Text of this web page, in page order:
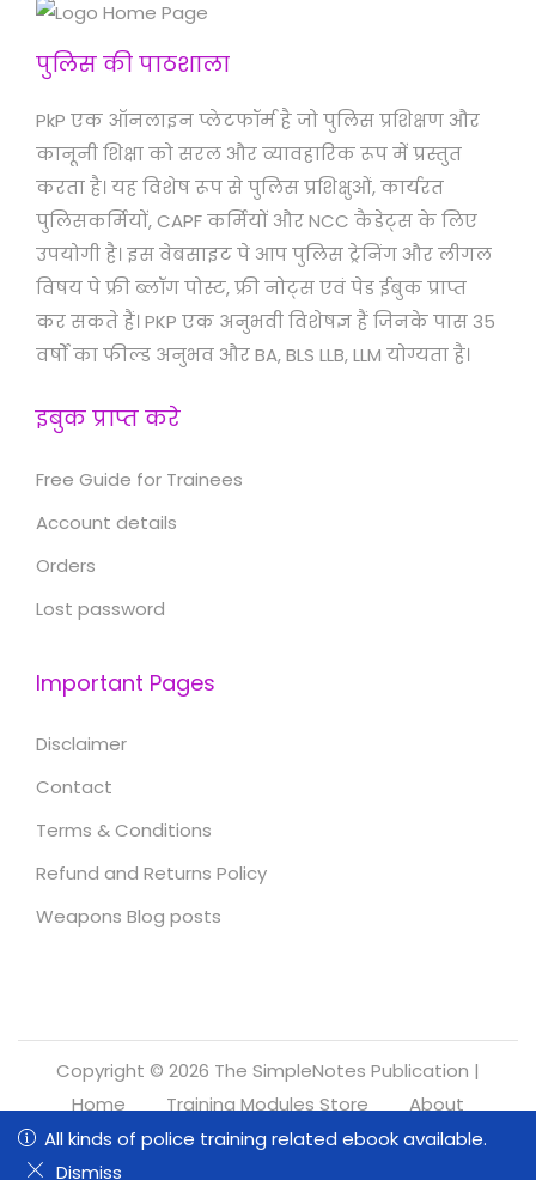
All kinds of police training related ebook available.
Dismiss
0
पुलिस की पाठशाला
PkP एक ऑनलाइन प्लेटफॉर्म है जो पुलिस प्रशिक्षण और
कानूनी शिक्षा को सरल और व्यावहारिक रूप में प्रस्तुत
करता है। यह विशेष रूप से पुलिस प्रशिक्षुओं, कार्यरत
पुलिसकर्मियों, CAPF कर्मियों और NCC कैडेट्स के लिए
उपयोगी है। इस वेबसाइट पे आप पुलिस ट्रेनिंग और लीगल
विषय पे फ्री ब्लॉग पोस्ट, फ्री नोट्स एवं पेड ईबुक प्राप्त
कर सकते हैं। PKP एक अनुभवी विशेषज्ञ हैं जिनके पास 35
वर्षों का फील्ड अनुभव और BA, BLS LLB, LLM योग्यता है।
इबुक प्राप्त करे
Free Guide for Trainees
Account details
Orders
Lost password
Important Pages
Disclaimer
Contact
Terms & Conditions
Refund and Returns Policy
Weapons Blog posts
Copyright © 2026 The SimpleNotes Publication |
Home
Training Modules Store
About
Refund and Returns Policy
All kinds of police training related ebook available.
Dismiss